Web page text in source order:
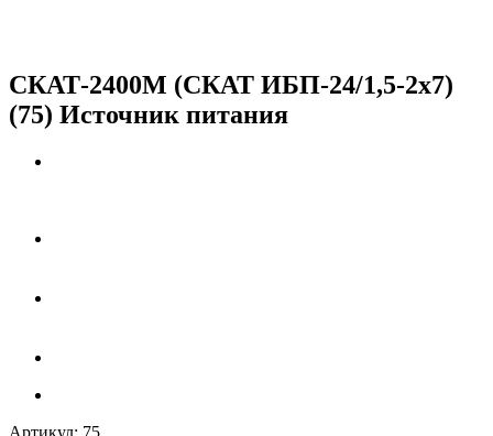
СКАТ-2400М (СКАТ ИБП-24/1,5-2х7)
(75) Источник питания
Артикул: 75